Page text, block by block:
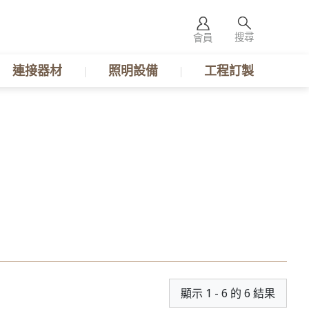
會員 搜尋
連接器材 照明設備 工程訂製
顯示 1 - 6 的 6 結果